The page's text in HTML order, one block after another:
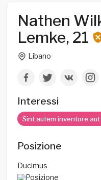
Nathen
Lemke, 21
Libano
Interessi
Sint autem inventore
Posizione
Ducimus